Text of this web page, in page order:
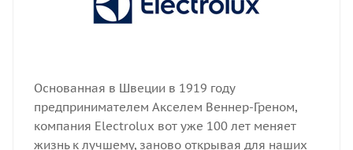
Основанная в Швеции в 1919 году
предпринимателем Акселем Веннер-Греном,
компания Electrolux вот уже 100 лет меняет
жизнь к лучшему, заново открывая для наших